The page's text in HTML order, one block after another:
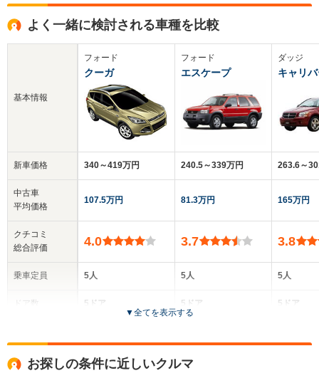
よく一緒に検討される車種を比較
基本情報
新車価格
中古車
平均価格
クチコミ
総合評価
乗車定員
ドア数
フォード
クーガ
340～419万円
107.5万円
4.0
5人
5ドア
全高
フォード
エスケープ
240.5～339万円
81.3万円
3.7
5人
5ドア
全高
ダッジ
キャリ
263.6～
165万円
3.8
5人
5ドア
全
▼全てを表示する
お探しの条件に近しいクルマ